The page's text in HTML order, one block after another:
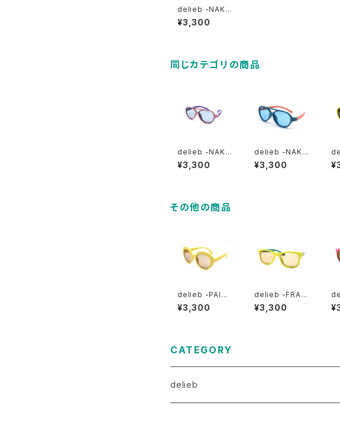
delieb -NAKU
RU Pink/Pink
mirror- BABY
¥3,300
同じカテゴリの商品
delieb -NAKU
RU Fairy Pink
Pastelpurple/
¥3,300
delieb -NAKU
RU PastelPink
Blue/LightBlu
¥3,300
その他の商品
delieb -PAINE
MatteYellow/L
ightBrown-
¥3,300
delieb -FRAS
ER PastelYell
owGreen/Ligh
¥3,300
CATEGORY
delieb